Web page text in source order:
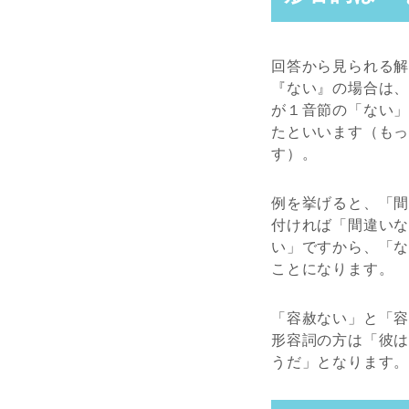
回答から見られる
『ない』の場合は
が１音節の「ない
たといいます（も
す）。
例を挙げると、「
付ければ「間違い
い」ですから、「
ことになります。
「容赦ない」と「
形容詞の方は「彼
うだ」となります。